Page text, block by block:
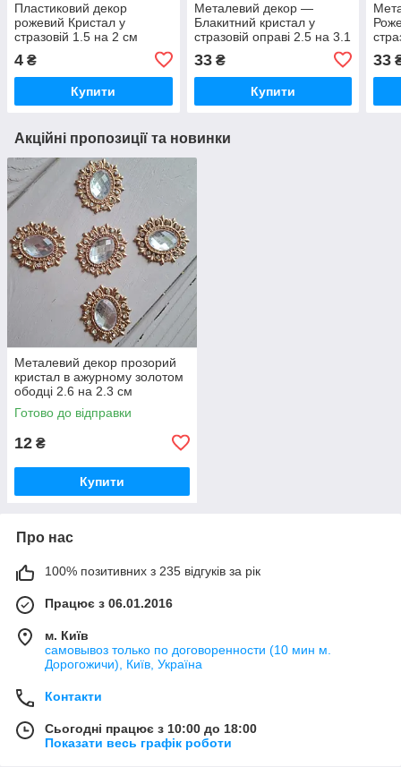
Пластиковий декор
рожевий Кристал у
стразовій 1.5 на 2 см
4 ₴
Купити
Металевий декор —
Блакитний кристал у
стразовій оправі 2.5 на 3.1
33₴
Купити
33
Акційні пропозиції та новинки
Металевий декор прозорий
кристал в ажурному золотом
ободці 2.6 на 2.3 см
Готово до відправки
12 ₴
Купити
Про нас
100% позитивних з 235 відгуків за рік
Працює з 06.01.2016
м. Київ
самовывоз только по договоренности (10 мин м.
Дорогожичи), Київ, Україна
Контакти
Сьогодні працює з 10:00 до 18:00
Показати весь графік роботи